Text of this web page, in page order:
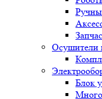
Осушители
Блок